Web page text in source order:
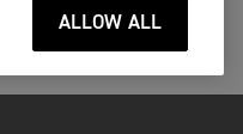
ALLOW ALL